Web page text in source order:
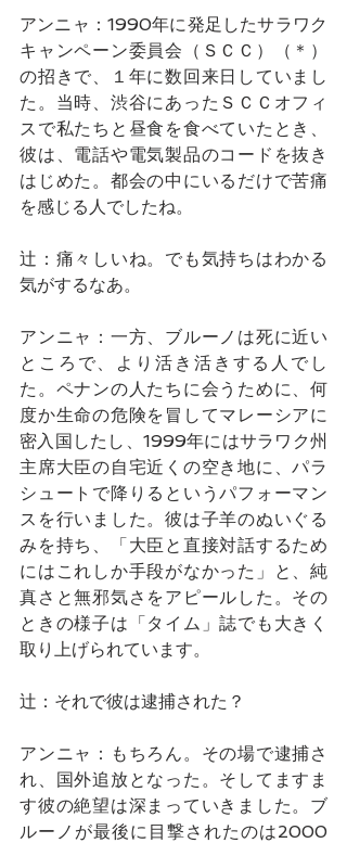
アンニャ：1990年に発足したサラワク
キャンペーン委員会（ＳＣＣ）（＊）
の招きで、１年に数回来日していまし
た。当時、渋谷にあったＳＣＣオフィ
スで私たちと昼食を食べていたとき、
彼は、電話や電気製品のコードを抜き
はじめた。都会の中にいるだけで苦痛
を感じる人でしたね。
辻：痛々しいね。でも気持ちはわかる
気がするなあ。
アンニャ：一方、ブルーノは死に近い
ところで、より活き活きする人でし
た。ペナンの人たちに会うために、何
度か生命の危険を冒してマレーシアに
密入国したし、1999年にはサラワク州
主席大臣の自宅近くの空き地に、パラ
シュートで降りるというパフォーマン
スを行いました。彼は子羊のぬいぐる
みを持ち、「大臣と直接対話するため
にはこれしか手段がなかった」と、純
真さと無邪気さをアピールした。その
ときの様子は「タイム」誌でも大きく
取り上げられています。
辻：それで彼は逮捕された？
アンニャ：もちろん。その場で逮捕さ
れ、国外追放となった。そしてますま
す彼の絶望は深まっていきました。ブ
ルーノが最後に目撃されたのは2000